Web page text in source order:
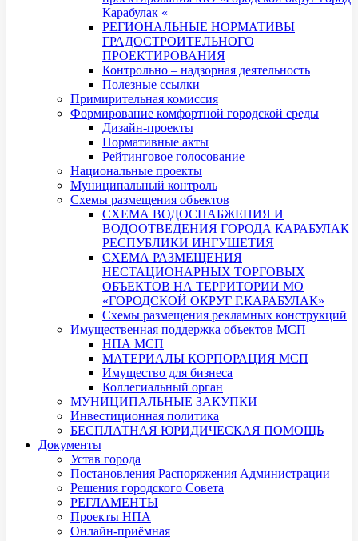
Карабулак «
РЕГИОНАЛЬНЫЕ НОРМАТИВЫ
ГРАДОСТРОИТЕЛЬНОГО
ПРОЕКТИРОВАНИЯ
Контрольно – надзорная деятельность
Полезные ссылки
Примирительная комиссия
Формирование комфортной городской среды
Дизайн-проекты
Нормативные акты
Рейтинговое голосование
Национальные проекты
Муниципальный контроль
Схемы размещения объектов
СХЕМА ВОДОСНАБЖЕНИЯ И
ВОДООТВЕДЕНИЯ ГОРОДА КАРАБУЛАК
РЕСПУБЛИКИ ИНГУШЕТИЯ
СХЕМА РАЗМЕЩЕНИЯ
НЕСТАЦИОНАРНЫХ ТОРГОВЫХ
ОБЪЕКТОВ НА ТЕРРИТОРИИ МО
«ГОРОДСКОЙ ОКРУГ Г.КАРАБУЛАК»
Схемы размещения рекламных конструкций
Имущественная поддержка объектов МСП
НПА МСП
МАТЕРИАЛЫ КОРПОРАЦИЯ МСП
Имущество для бизнеса
Коллегиальный орган
МУНИЦИПАЛЬНЫЕ ЗАКУПКИ
Инвестиционная политика
БЕСПЛАТНАЯ ЮРИДИЧЕСКАЯ ПОМОЩЬ
Документы
Устав города
Постановления Распоряжения Администрации
Решения городского Совета
РЕГЛАМЕНТЫ
Проекты НПА
Онлайн-приёмная